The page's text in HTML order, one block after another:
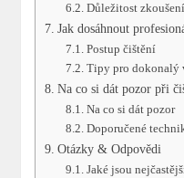
Důležitost
Jak dosáhnout
Postup čištění
Tipy pro dokonalý
Na co si dát pozor při
Na co si dát pozor
Doporučené
Otázky & Odpovědi
Jaké jsou